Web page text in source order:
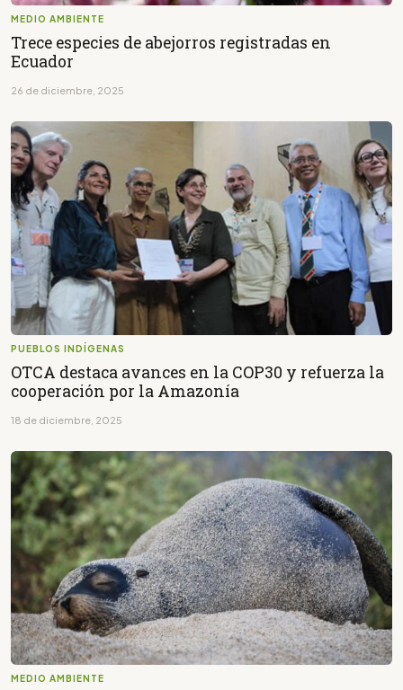
MEDIO AMBIENTE
Trece especies de abejorros registradas en
Ecuador
26 de diciembre, 2025
PUEBLOS INDÍGENAS
OTCA destaca avances en la COP30 y refuerza la
cooperación por la Amazonía
18 de diciembre, 2025
MEDIO AMBIENTE